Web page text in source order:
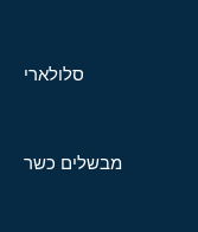
סלולארי
מבשלים כשר